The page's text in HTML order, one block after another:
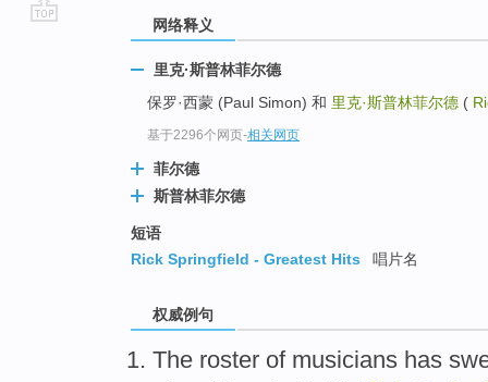
网络释义
里克·斯普林菲尔德
保罗·西蒙 (Paul Simon) 和 里克·斯普林菲尔德 (
基于2296个网页-相关网页
菲尔德
斯普林菲尔德
短语
Rick Springfield - Greatest Hits
唱片名
权威例句
The roster of musicians has